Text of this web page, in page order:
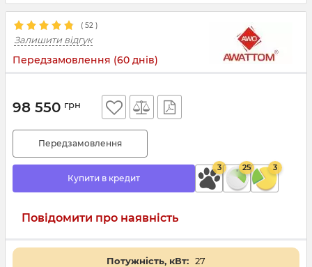
( 52 )
Залишити відгук
Передзамовлення (60 днів)
98 550 грн
Передзамовлення
Купити в кредит
3 25 3
Повідомити про наявність
Потужність, кВт: 27